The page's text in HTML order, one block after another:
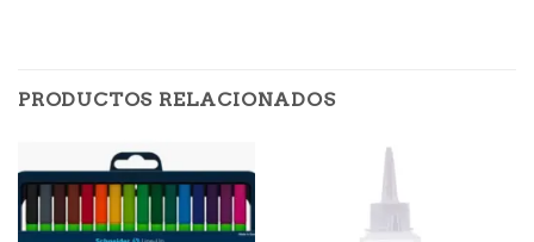
PRODUCTOS RELACIONADOS